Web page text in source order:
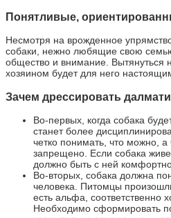
Понятливые,
Несмотря на врожденное
собаки, нежно любящие свою
общество и внимание. Вытянуться
хозяином будет для него
Зачем дрессировать
Во-первых, когда собака
станет более
четко понимать, что можно, а
запрещено. Если собака
должно быть с ней
Во-вторых, собака должна
человека. Питомцы
есть альфа, соответственно
Необходимо сформировать